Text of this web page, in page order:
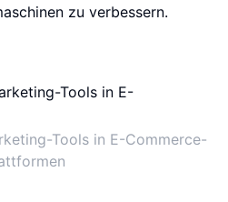
zu verbessern.
Tools in E-Commerce-